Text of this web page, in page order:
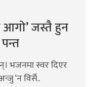
आगो’ जस्तै हुन
भजनमा स्वर दिएर
‘न विर्से..